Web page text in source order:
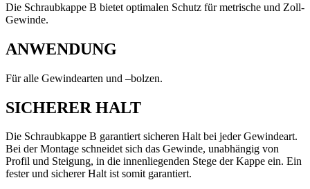
Die Schraubkappe B bietet optimalen Schutz für metrische und Zoll-
Gewinde.
ANWENDUNG
Für alle Gewindearten und –bolzen.
SICHERER HALT
Die Schraubkappe B garantiert sicheren Halt bei jeder Gewindeart.
Bei der Montage schneidet sich das Gewinde, unabhängig von
Profil und Steigung, in die innenliegenden Stege der Kappe ein. Ein
fester und sicherer Halt ist somit garantiert.